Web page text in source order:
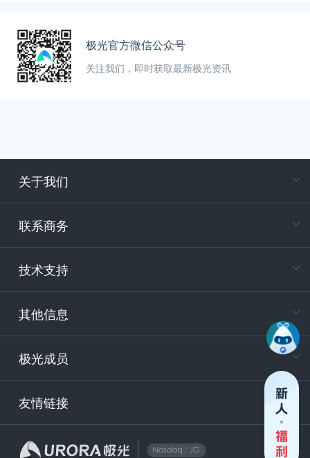
极光官方微信公众号
关注我们，即时获取最新极光资讯
关于我们
联系商务
技术支持
其他信息
极光成员
友情链接
电
400-
技
安
企